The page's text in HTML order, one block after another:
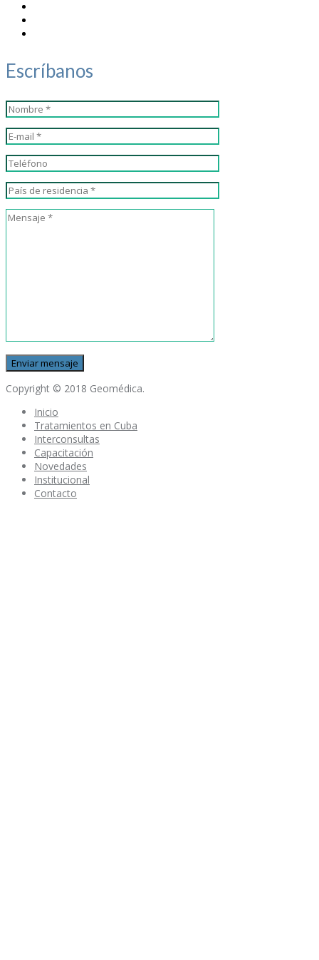
Escríbanos
Copyright © 2018 Geomédica.
Inicio
Tratamientos en Cuba
Interconsultas
Capacitación
Novedades
Institucional
Contacto